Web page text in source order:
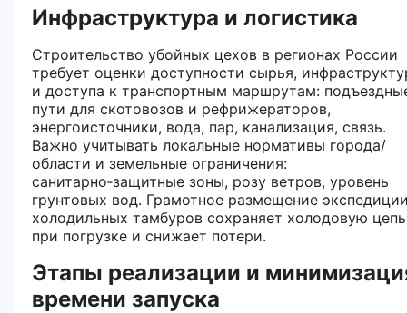
Инфраструктура и логистика
Строительство убойных цехов в регионах России
требует оценки доступности сырья,
и доступа к транспортным маршрутам:
пути для скотовозов и рефрижераторов,
энергоисточники, вода, пар, канализация, связь.
Важно учитывать локальные нормативы города/
области и земельные ограничения:
санитарно‑защитные зоны, розу ветров, уровень
грунтовых вод. Грамотное размещение
холодильных тамбуров сохраняет холодовую цепь
при погрузке и снижает потери.
Этапы реализации и
времени запуска